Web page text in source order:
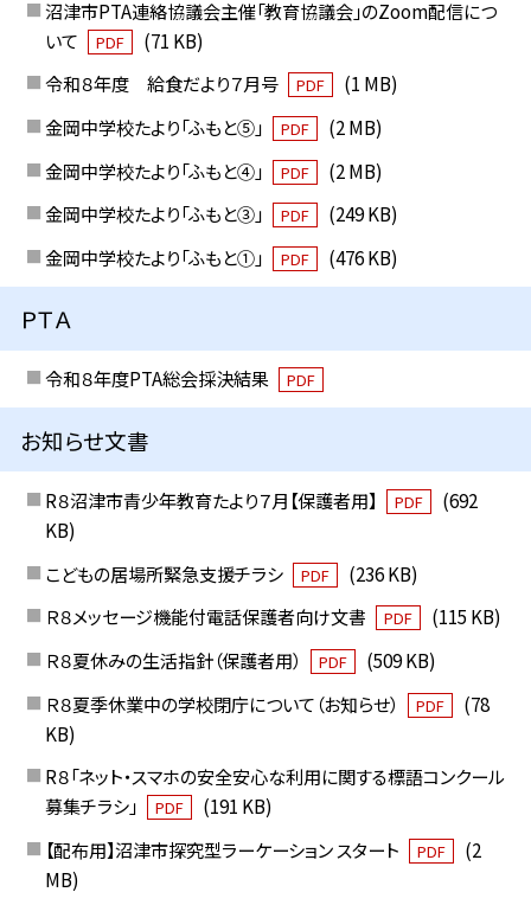
沼津市PTA連絡協議会主催「教育協議会」のZoom配信につ
いて
PDF
(71 KB)
令和８年度 給食だより７月号
PDF
(1 MB)
金岡中学校たより「ふもと⑤」
PDF
(2 MB)
金岡中学校たより「ふもと④」
PDF
(2 MB)
金岡中学校たより「ふもと③」
PDF
(249 KB)
金岡中学校たより「ふもと①」
PDF (476 KB)
ＰＴＡ
令和８年度PTA総会採決結果 PDF
お知らせ文書
R８沼津市青少年教育たより７月【保護者用】 PDF
(692
KB)
こどもの居場所緊急支援チラシ
PDF
(236 KB)
Ｒ８メッセージ機能付電話保護者向け文書
PDF
(115 KB)
Ｒ８夏休みの生活指針（保護者用）
PDF
(509 KB)
Ｒ８夏季休業中の学校閉庁について（お知らせ）
PDF
(78
KB)
R８「ネット・スマホの安全安心な利用に関する標語コンクール
募集チラシ」
PDF
(191 KB)
【配布用】沼津市探究型ラーケーション スタート
PDF
(2
MB)